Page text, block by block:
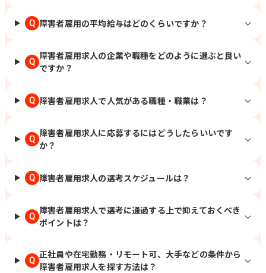
Q 障害者雇用の平均給与はどのくらいですか？
Q
障害者雇用求人の企業や職種をどのように選ぶと良い
ですか？
Q 障害者雇用求人で人気がある職種・職業は？
Q
障害者雇用求人に応募するにはどうしたらいいです
か？
Q 障害者雇用求人の選考スケジュールは？
Q
障害者雇用求人で選考に通過する上で抑えておくべき
ポイントは？
Q
正社員や在宅勤務・リモート可、大手などの条件から
障害者雇用求人を探す方法は？